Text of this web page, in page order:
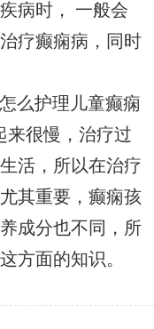
病时， 一般会
疗癫痫病，同时
么护理儿童癫痫
来很慢，治疗过
活，所以在治疗
其重要，癫痫孩
成分也不同，所
方面的知识。